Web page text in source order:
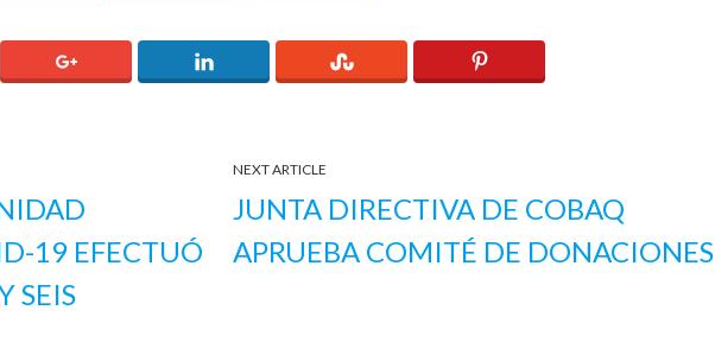
19 EFECTUÓ
SEIS
NEXT ARTICLE
JUNTA DIRECTIVA DE COBAQ
APRUEBA COMITÉ DE DONACIONES